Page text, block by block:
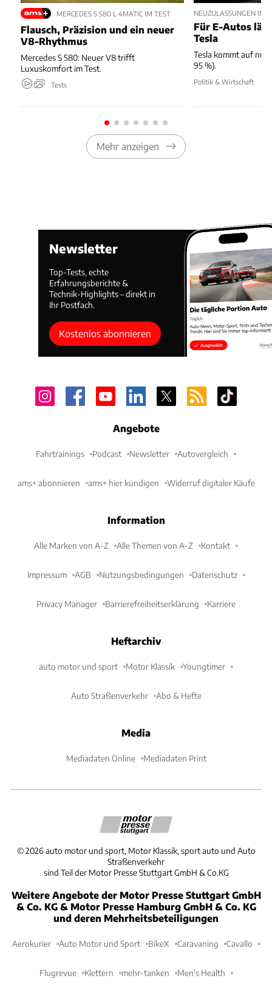
MERCEDES S 580 L 4MATIC IM TEST
Flausch, Präzision und ein neuer
V8-Rhythmus
Mercedes S 580: Neuer V8 trifft
Luxuskomfort im Test.
Tests
NEUZULASSUNGEN IM
Für E-Autos
Tesla
Tesla kommt auf nur
95 %).
Politik & Wirtschaft
Mehr anzeigen
Newsletter
Top-Tests, echte
Erfahrungsberichte &
Technik-Highlights – direkt in
Ihr Postfach.
Kostenlos abonnieren
Angebote
Fahrtrainings Podcast Newsletter Autovergleich
ams+ abonnieren ams+ hier kündigen Widerruf digitaler Käufe
Information
Alle Marken von A-Z Alle Themen von A-Z Kontakt
Impressum AGB Nutzungsbedingungen Datenschutz
Privacy Manager Barrierefreiheitserklärung Karriere
Heftarchiv
auto motor und sport Motor Klassik Youngtimer
Auto Straßenverkehr Abo & Hefte
Media
Mediadaten Online Mediadaten Print
©2026 auto motor und sport, Motor Klassik, sport auto und Auto
Straßenverkehr
sind Teil der Motor Presse Stuttgart GmbH & Co.KG
Weitere Angebote der Motor Presse Stuttgart GmbH
& Co. KG & Motor Presse Hamburg GmbH & Co. KG
und deren Mehrheitsbeteiligungen
Aerokurier Auto Motor und Sport BikeX Caravaning Cavallo
Flugrevue Klettern mehr-tanken Men's Health